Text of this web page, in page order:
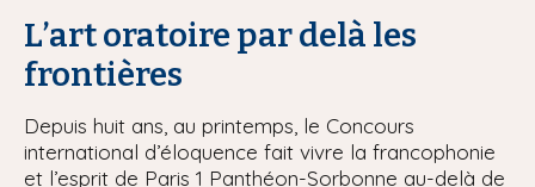
L’art oratoire par delà les
frontières
Depuis huit ans, au printemps, le Concours
international d’éloquence fait vivre la francophonie
et l’esprit de Paris 1 Panthéon-Sorbonne au-delà de